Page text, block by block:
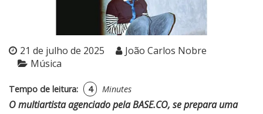
21 de julho de 2025
João Carlos Nobre
Música
Tempo de leitura: 4 Minutes
O multiartista agenciado pela BASE.CO, se prepara uma